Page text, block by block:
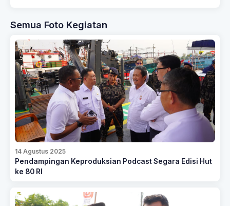
Semua Foto Kegiatan
14 Agustus 2025
Pendampingan Keproduksian Podcast Segara Edisi Hut
ke 80 RI